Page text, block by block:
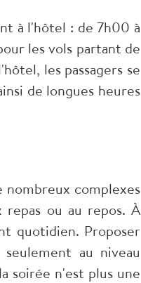
à l'hôtel : de 7h00 à
les vols partant de
les passagers se
de longues heures
nombreux complexes
repas ou au repos. À
quotidien. Proposer
au niveau
soirée n'est plus une